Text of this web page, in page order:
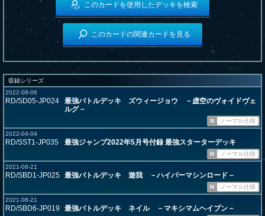
このカードを使用したデッキを検索
このカードの関連カードを見る
収録シリーズ
2022-08-06
RD/SD05-JP024
最強バトルデッキ ズウィージョウ －虚空のヴォイドヴェ
ルグ－
N
ノーマル仕様
2022-04-04
RD/SST1-JP035 最強ジャンプ2022年5月号付録 最強スターターデッキ
N
ノーマル仕様
2021-08-21
RD/SBD1-JP025 最強バトルデッキ 遊我 －ハイパーマシンロード－
N
ノーマル仕様
2021-08-21
RD/SBD6-JP019 最強バトルデッキ ネイル －マキシマムヘイブン－